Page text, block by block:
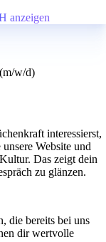
anzeigen
w/d)
interessierst,
Website und
Das zeigt dein
zu glänzen.
die bereits bei uns
dir wertvolle